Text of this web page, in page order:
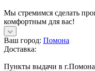
Мы стремимся сделать
комфортным для вас!
Ваш город: Помона
Доставка:
Пункты выдачи в г.Помона